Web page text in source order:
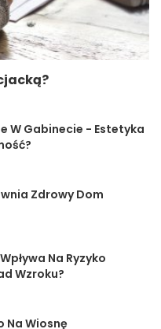
W Gabinecie - Estetyka
Zdrowy Dom
Na Ryzyko
Wzroku?
Na Wiosnę